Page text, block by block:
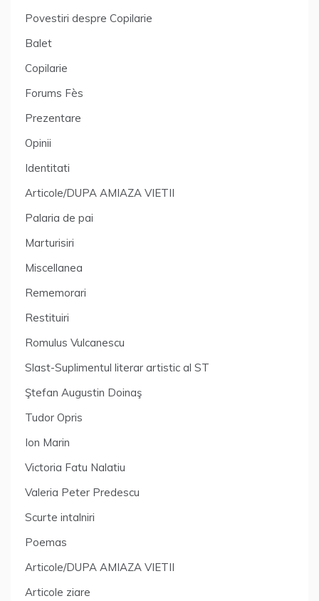
Povestiri despre Copilarie
Balet
Copilarie
Forums Fès
Prezentare
Opinii
Identitati
Articole/DUPA AMIAZA VIETII
Palaria de pai
Marturisiri
Miscellanea
Rememorari
Restituiri
Romulus Vulcanescu
Slast-Suplimentul literar artistic al ST
Ştefan Augustin Doinaş
Tudor Opris
Ion Marin
Victoria Fatu Nalatiu
Valeria Peter Predescu
Scurte intalniri
Poemas
Articole/DUPA AMIAZA VIETII
Articole ziare